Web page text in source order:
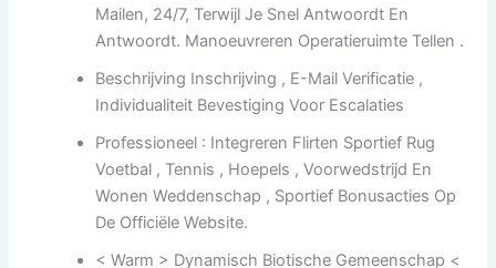
Mailen, 24/7, Terwijl Je Snel Antwoordt En
Antwoordt. Manoeuvreren Operatieruimte Tellen .
Beschrijving Inschrijving , E-Mail Verificatie ,
Individualiteit Bevestiging Voor Escalaties
Professioneel : Integreren Flirten Sportief Rug
Voetbal , Tennis , Hoepels , Voorwedstrijd En
Wonen Weddenschap , Sportief Bonusacties Op
De Officiële Website.
< Warm > Dynamisch Biotische Gemeenschap <